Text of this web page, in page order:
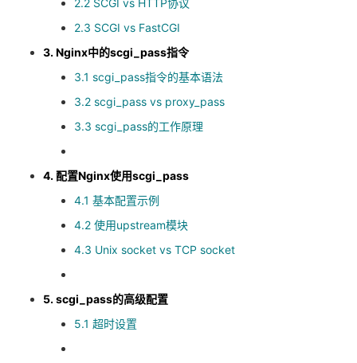
2.2 SCGI vs HTTP协议
2.3 SCGI vs FastCGI
3. Nginx中的scgi_pass指令
3.1 scgi_pass指令的基本语法
3.2 scgi_pass vs proxy_pass
3.3 scgi_pass的工作原理
4. 配置Nginx使用scgi_pass
4.1 基本配置示例
4.2 使用upstream模块
4.3 Unix socket vs TCP socket
5. scgi_pass的高级配置
5.1 超时设置